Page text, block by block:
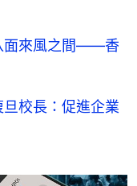
面來風之間——香
校長：促進企業